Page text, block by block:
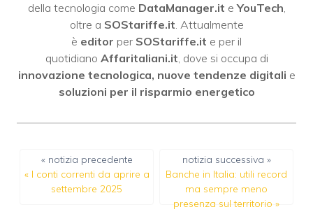
della tecnologia come DataManager.it eYouTech,
oltre a SOStariffe.it. Attualmente
è editor per SOStariffe.it e per il
quotidiano Affaritaliani.it, dove si occupa di
innovazione tecnologica, nuove tendenze digitali e
soluzioni per il risparmio energetico
« notizia precedente
« I conti correnti da aprire a
settembre 2025
notizia successiva »
Banche in Italia: utili record
ma sempre meno
presenza sul territorio »